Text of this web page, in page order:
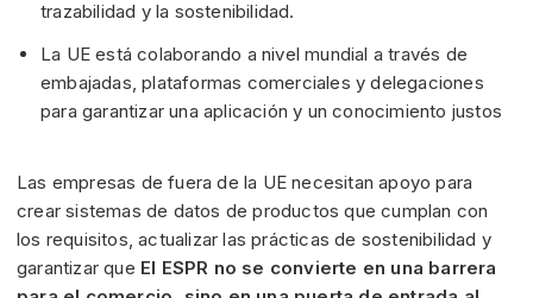
trazabilidad y la sostenibilidad.
La UE está colaborando a nivel mundial a través de
embajadas, plataformas comerciales y delegaciones
para garantizar una aplicación y un conocimiento justos
Las empresas de fuera de la UE necesitan apoyo para
crear sistemas de datos de productos que cumplan con
los requisitos, actualizar las prácticas de sostenibilidad y
garantizar que El ESPR no se convierte en una barrera